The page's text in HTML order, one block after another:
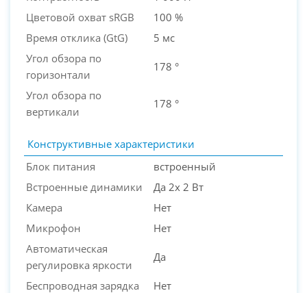
Цветовой охват sRGB
100 %
Время отклика (GtG)
5 мс
Угол обзора по
горизонтали
178 °
Угол обзора по
вертикали
178 °
Конструктивные характеристики
Блок питания
встроенный
Встроенные динамики
Да 2x 2 Вт
Камера
Нет
Микрофон
Нет
Автоматическая
регулировка яркости
Да
Беспроводная зарядка
Нет